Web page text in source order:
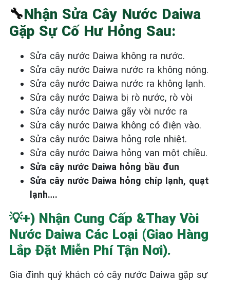
🔧Nhận Sửa Cây Nước Daiwa
Gặp Sự Cố Hư Hỏng Sau:
Sửa cây nước Daiwa không ra nước.
Sửa cây nước Daiwa nước ra không nóng.
Sửa cây nước Daiwa nước ra không lạnh.
Sửa cây nước Daiwa bị rò nước, rò vòi
Sửa cây nước Daiwa gãy vòi nước ra
Sửa cây nước Daiwa không có điện vào.
Sửa cây nước Daiwa hỏng rơle nhiệt.
Sửa cây nước Daiwa hỏng van một chiều.
Sửa cây nước Daiwa hỏng bầu đun
Sửa cây nước Daiwa hỏng chíp lạnh, quạt
lạnh….
💡+) Nhận Cung Cấp &Thay Vòi
Nước Daiwa Các Loại (giao Hàng
Lắp Đặt Miễn Phí Tận Nơi).
Gia đình quý khách có cây nước Daiwa gặp sự